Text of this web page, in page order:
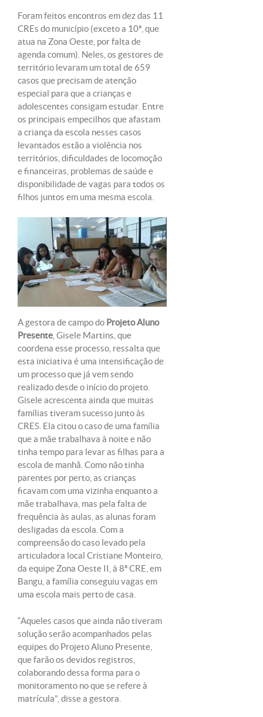
Foram feitos encontros em dez das 11
CREs do município (exceto a 10ª, que
atua na Zona Oeste, por falta de
agenda comum). Neles, os gestores de
território levaram um total de 659
casos que precisam de atenção
especial para que a crianças e
adolescentes consigam estudar. Entre
os principais empecilhos que afastam
a criança da escola nesses casos
levantados estão a violência nos
territórios, dificuldades de locomoção
e financeiras, problemas de saúde e
disponibilidade de vagas para todos os
filhos juntos em uma mesma escola.
A gestora de campo do Projeto Aluno
Presente , Gisele Martins, que
coordena esse processo, ressalta que
esta iniciativa é uma intensificação de
um processo que já vem sendo
realizado desde o início do projeto.
Gisele acrescenta ainda que muitas
famílias tiveram sucesso junto às
CRES. Ela citou o caso de uma família
que a mãe trabalhava à noite e não
tinha tempo para levar as filhas para a
escola de manhã. Como não tinha
parentes por perto, as crianças
ficavam com uma vizinha enquanto a
mãe trabalhava, mas pela falta de
frequência às aulas, as alunas foram
desligadas da escola. Com a
compreensão do caso levado pela
articuladora local Cristiane Monteiro,
da equipe Zona Oeste II, à 8ª CRE, em
Bangu, a família conseguiu vagas em
uma escola mais perto de casa.
“Aqueles casos que ainda não tiveram
solução serão acompanhados pelas
equipes do Projeto Aluno Presente,
que farão os devidos registros,
colaborando dessa forma para o
monitoramento no que se refere à
matrícula”, disse a gestora.